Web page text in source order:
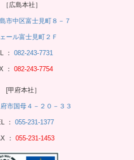
［広島本社］
市中区富士見町８－７
ール富士見町２Ｆ
： 082-243-7731
： 082-243-7754
[甲府本社］
市国母４－２０－３３
： 055-231-1377
： 055-231-1453